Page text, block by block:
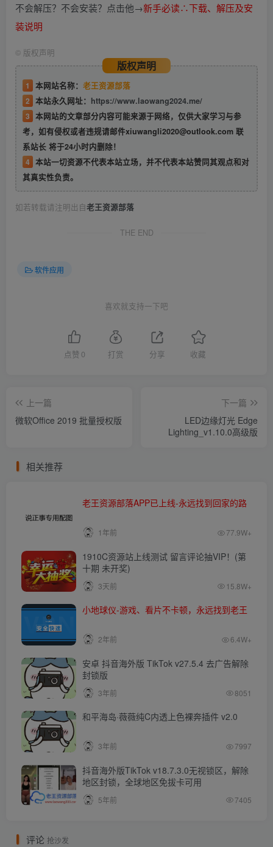
不会解压？不会安装？点击他→新手必读∴下载、解压及安
装说明
© 版权声明
版权声明
1 本网站名称： 老王资源部落
2 本站永久网址： https://www.laowang2024.me/
3 本网站的文章部分内容可能来源于网络，仅供大家学习与参
考，如有侵权或者违规请邮件xiuwangli2020@outlook.com 联
系站长 将于24小时内删除！
4 本站一切资源不代表本站立场，并不代表本站赞同其观点和对
其真实性负责。
如若转载请注明出自老王资源部落
THE END
软件应用
喜欢就支持一下吧
点赞 0 打赏 分享 收藏
上一篇
微软Office 2019 批量授权版
下一篇
LED边缘灯光 Edge
Lighting_v1.10.0高级版
相关推荐
老王资源部落APP已上线-永远找到回家的路
1年前 77.9W+
1910C资源站上线测试 留言评论抽VIP！(第
十期 未开奖)
3天前 15.8W+
小地球仪-游戏、看片不卡顿，永远找到老王
2年前 6.4W+
安卓 抖音海外版 TikTok v27.5.4 去广告解除
封锁版
3年前 8051
和平海岛·薇薇纯C内透上色裸奔插件 v2.0
3年前 7997
抖音海外版TikTok v18.7.3.0无视锁区，解除
地区封锁，全球地区免拔卡可用
5年前 7405
评论 抢沙发